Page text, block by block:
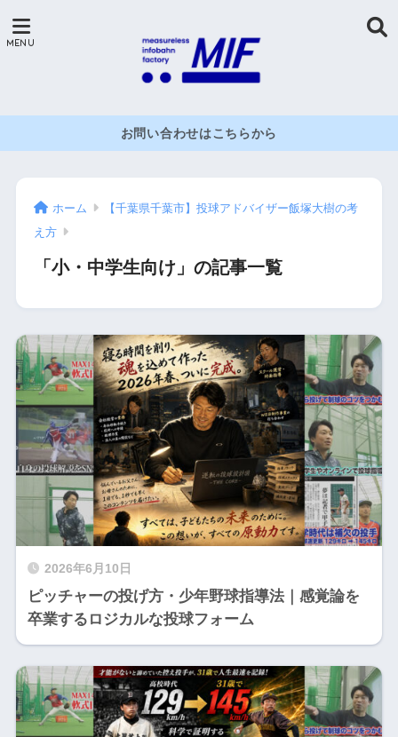
お問い合わせはこちらから
ホーム
【千葉県千葉市】投球アドバイザー飯塚大樹の考
え方
「小・中学生向け」の記事一覧
2026年6月10日
ピッチャーの投げ方・少年野球指導法｜感覚論を
卒業するロジカルな投球フォーム